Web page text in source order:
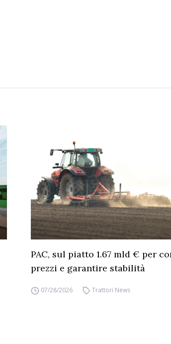
PAC, sul piatto 1.67 mld € per
prezzi e garantire stabilità
07/28/2026 Trattori News